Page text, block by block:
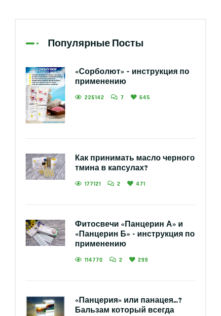
Популярные Посты
«Сорболют» – инструкция по
применению
226142 7 645
Как принимать масло черного
тмина в капсулах?
177121 2 471
Фитосвечи «Панцерин А» и
«Панцерин Б» - инструкция по
применению
114770 2 299
«Панцерия» или панацея…?
Бальзам который всегда